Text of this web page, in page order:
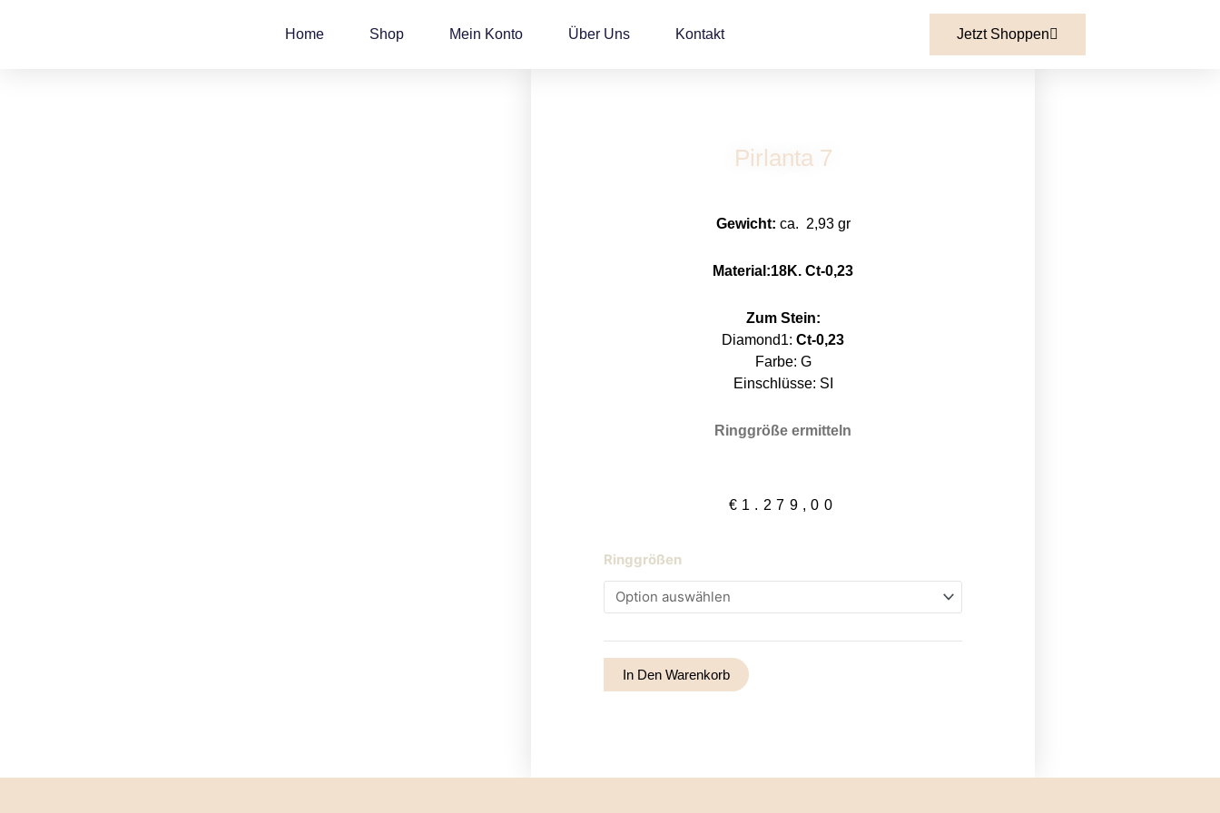
Home Shop Mein Konto Über Uns Kontakt Jetzt Shoppen
Pirlanta 7
Gewicht: ca. 2,93 gr
Material:18K. Ct-0,23
Zum Stein:
Diamond1: Ct-0,23
Farbe: G
Einschlüsse: SI
Ringgröße ermitteln
€ 1.279,00
Ringgrößen
Pirlanta
7
Menge
In Den Warenkorb